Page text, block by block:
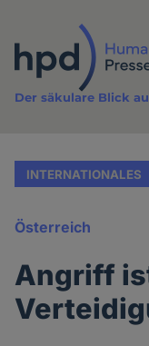
Inhalt
Der säkulare Blick
INTERNATIONALES
Österreich
Angriff